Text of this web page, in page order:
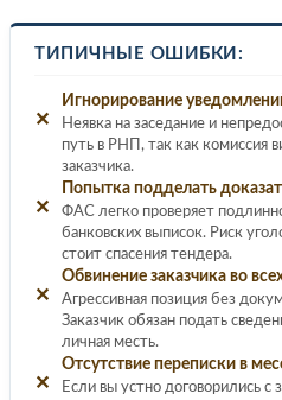
ТИПИЧНЫЕ ОШИБКИ:
✕
Игнорирование
Неявка на заседание и
путь в РНП, так как комиссия
заказчика.
✕
Попытка подделать
ФАС легко проверяет
банковских выписок. Риск
стоит спасения тендера.
✕
Обвинение заказчика во
Агрессивная позиция без
Заказчик обязан подать
личная месть.
✕
Отсутствие переписки в
Если вы устно договорились с